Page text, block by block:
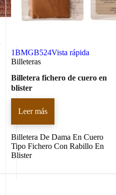
1BMGB524Vista rápida
Billeteras
Billetera fichero de cuero en
blister
Leer más
Billetera De Dama En Cuero
Tipo Fichero Con Rabillo En
Blister